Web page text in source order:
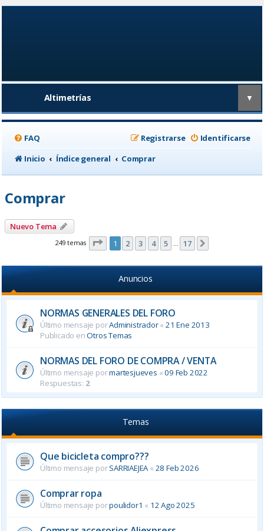
Altimetrías ▼
FAQ Identificarse
Registrarse
Inicio
Índice general Comprar
Comprar
Nuevo Tema
249 temas Página de 17
1 2 3 4 5 … 17
Anuncios
NORMAS GENERALES DEL FORO
Último mensaje porAdministrador«21 Ene 2013
Publicado enOtros Temas
NORMAS DEL FORO DE COMPRA / VENTA
Último mensaje pormartesjueves «09 Feb 2022
Respuestas: 2
Temas
Que bicicleta compro???
Último mensaje porSARRIAEJEA« 28 Feb 2026
Comprar ropa
Último mensaje porpoulidor1 « 12 Ago 2025